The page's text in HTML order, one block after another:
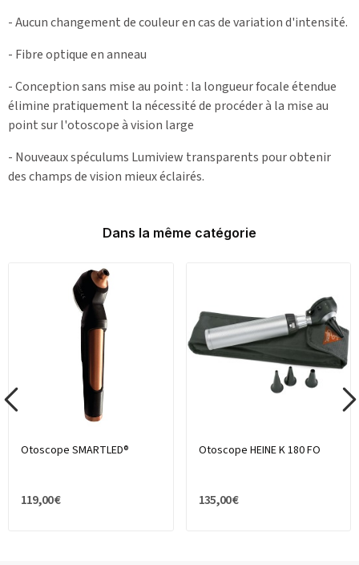
- Aucun changement de couleur en cas de variation d'intensité.
- Fibre optique en anneau
- Conception sans mise au point : la longueur focale étendue
élimine pratiquement la nécessité de procéder à la mise au
point sur l'otoscope à vision large
- Nouveaux spéculums Lumiview transparents pour obtenir
des champs de vision mieux éclairés.
Dans la même catégorie
Otoscope SMARTLED®
119,00 €
Otoscope HEINE K 180 FO
135,00 €